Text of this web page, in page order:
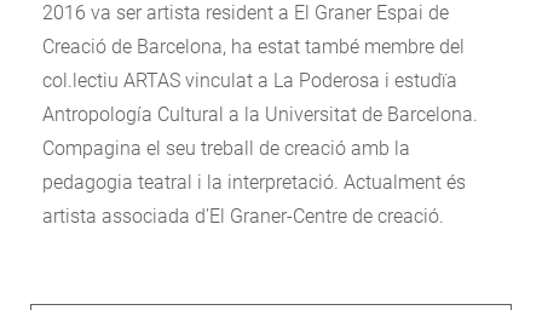
2016 va ser artista resident a El Graner Espai de
Creació de Barcelona, ha estat també membre del
col.lectiu ARTAS vinculat a La Poderosa i estudïa
Antropología Cultural a la Universitat de Barcelona.
Compagina el seu treball de creació amb la
pedagogia teatral i la interpretació. Actualment és
artista associada d’El Graner-Centre de creació.